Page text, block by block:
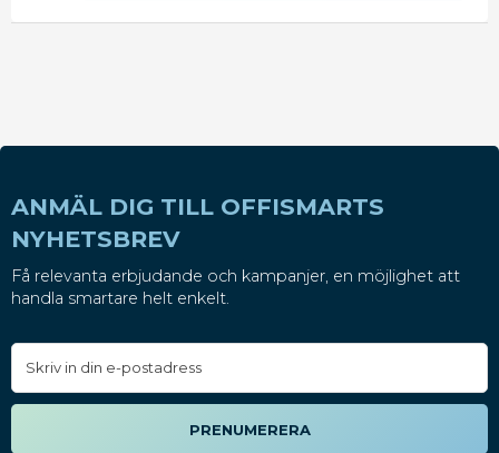
ANMÄL DIG TILL OFFISMARTS
NYHETSBREV
Få relevanta erbjudande och kampanjer, en möjlighet att
handla smartare helt enkelt.
PRENUMERERA